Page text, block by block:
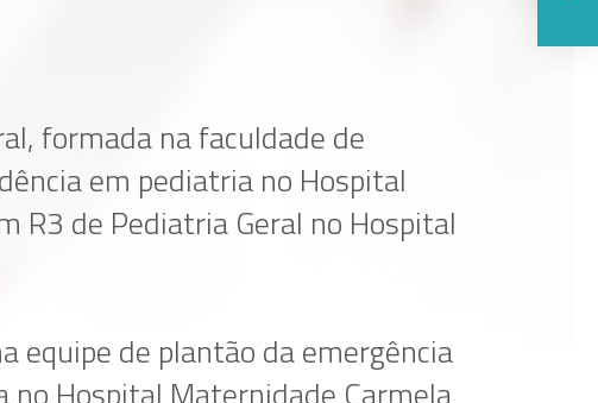
formada na faculdade de
em pediatria no Hospital
R3 de Pediatria Geral no Hospital
equipe de plantão da emergência